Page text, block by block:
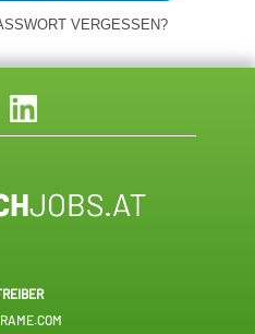
VERGESSEN?